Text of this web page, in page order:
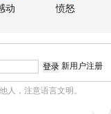
动 愤怒
新用户注册